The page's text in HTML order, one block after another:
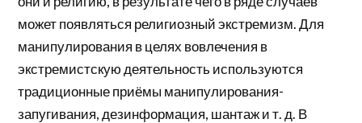
может появляться религиозный экстремизм. Для
манипулирования в целях вовлечения в
экстремистскую деятельность используются
традиционные приёмы манипулирования-
запугивания, дезинформация, шантаж и т. д. В